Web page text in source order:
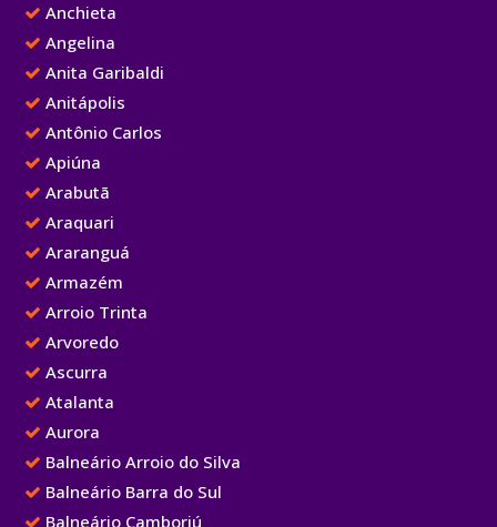
Anchieta
Angelina
Anita Garibaldi
Anitápolis
Antônio Carlos
Apiúna
Arabutã
Araquari
Araranguá
Armazém
Arroio Trinta
Arvoredo
Ascurra
Atalanta
Aurora
Balneário Arroio do Silva
Balneário Barra do Sul
Balneário Camboriú